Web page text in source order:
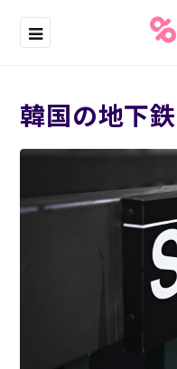
韓国の地下